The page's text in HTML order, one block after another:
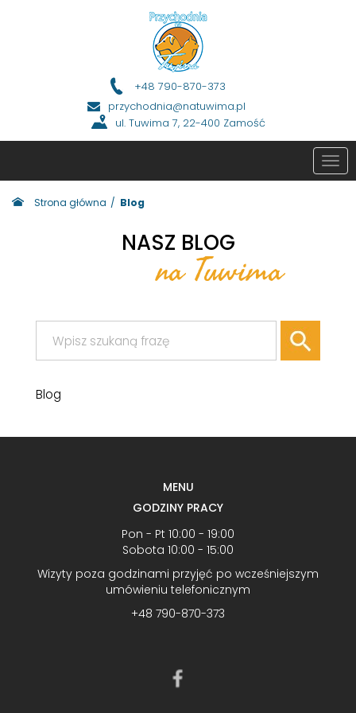
+48 790-870-373
przychodnia@natuwima.pl
ul. Tuwima 7, 22-400 Zamość
Strona główna Blog
NASZ BLOG
na Tuwima
Blog
MENU
GODZINY PRACY
Pon - Pt 10:00 - 19:00
Sobota 10:00 - 15:00
Wizyty poza godzinami przyjęć po wcześniejszym
umówieniu telefonicznym
+48 790-870-373